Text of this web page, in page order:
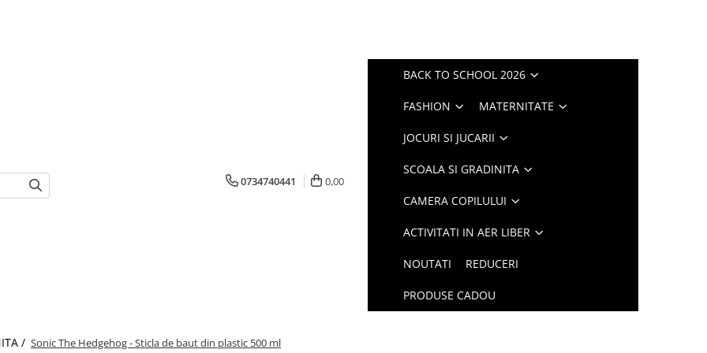
0734740441 0,00
BACK TO SCHOOL 2026
FASHION MATERNITATE
JOCURI SI JUCARII
SCOALA SI GRADINITA
CAMERA COPILULUI
ACTIVITATI IN AER LIBER
NOUTATI REDUCERI
PRODUSE CADOU
/ Sonic The Hedgehog - Sticla de baut din plastic 500 ml